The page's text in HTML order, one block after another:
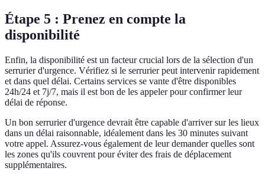
Étape 5 : Prenez en compte la
disponibilité
Enfin, la disponibilité est un facteur crucial lors de la sélection d'un
serrurier d'urgence. Vérifiez si le serrurier peut intervenir rapidement
et dans quel délai. Certains services se vante d'être disponibles
24h/24 et 7j/7, mais il est bon de les appeler pour confirmer leur
délai de réponse.
Un bon serrurier d'urgence devrait être capable d'arriver sur les lieux
dans un délai raisonnable, idéalement dans les 30 minutes suivant
votre appel. Assurez-vous également de leur demander quelles sont
les zones qu'ils couvrent pour éviter des frais de déplacement
supplémentaires.